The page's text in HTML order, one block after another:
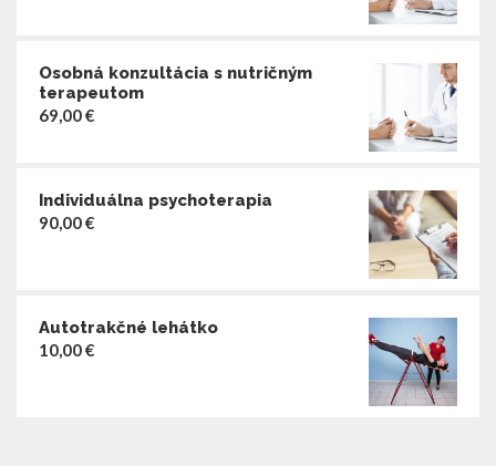
Osobná konzultácia s nutričným
terapeutom
69,00€
Individuálna psychoterapia
90,00€
Autotrakčné lehátko
10,00€